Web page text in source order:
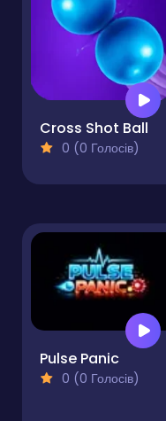
Cross Shot Ball
0 (0 Голосів)
Pulse Panic
0 (0 Голосів)